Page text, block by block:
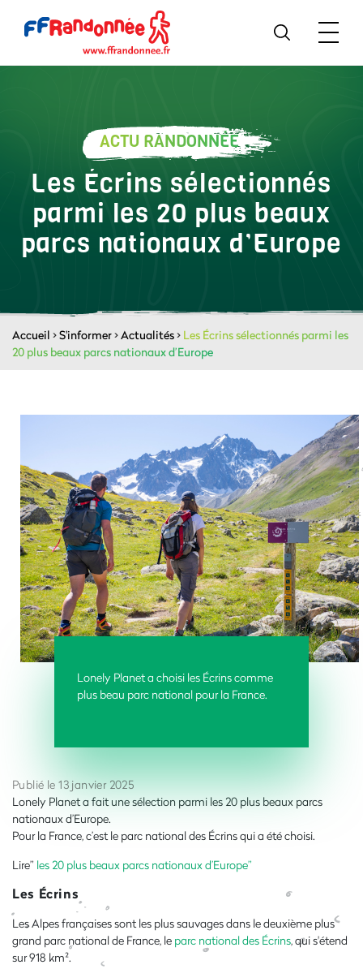
ACTU RANDONNÉE
Les Écrins sélectionnés
parmi les 20 plus beaux
parcs nationaux d’Europe
Accueil >S'informer>Actualités> Les Écrins sélectionnés parmi les
20 plus beaux parcs nationaux d’Europe
Lonely Planet a choisi les Écrins comme
plus beau parc national pour la France.
Publié le 13 janvier 2025
Lonely Planet a fait une sélection parmi les 20 plus beaux parcs
nationaux d’Europe.
Pour la France, c’est le parc national des Écrins qui a été choisi.
Lire” les 20 plus beaux parcs nationaux d’Europe”
Les Écrins
Les Alpes françaises sont les plus sauvages dans le deuxième plus
grand parc national de France, le parc national des Écrins, qui s'étend
sur 918 km².